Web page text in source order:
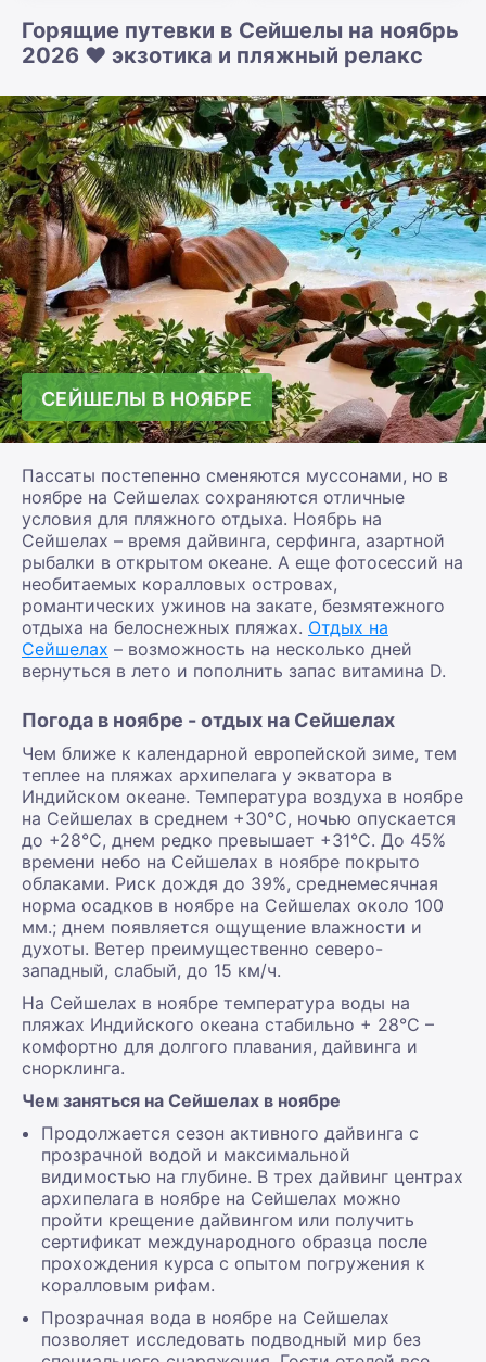
Горящие путевки в Сейшелы на ноябрь
2026 ❤️ экзотика и пляжный релакс
СЕЙШЕЛЫ В НОЯБРЕ
Пассаты постепенно сменяются муссонами, но в
ноябре на Сейшелах сохраняются отличные
условия для пляжного отдыха. Ноябрь на
Сейшелах – время дайвинга, серфинга, азартной
рыбалки в открытом океане. А еще фотосессий на
необитаемых коралловых островах,
романтических ужинов на закате, безмятежного
отдыха на белоснежных пляжах. Отдых на
Сейшелах – возможность на несколько дней
вернуться в лето и пополнить запас витамина D.
Погода в ноябре - отдых на Сейшелах
Чем ближе к календарной европейской зиме, тем
теплее на пляжах архипелага у экватора в
Индийском океане. Температура воздуха в ноябре
на Сейшелах в среднем +30°С, ночью опускается
до +28°С, днем редко превышает +31°С. До 45%
времени небо на Сейшелах в ноябре покрыто
облаками. Риск дождя до 39%, среднемесячная
норма осадков в ноябре на Сейшелах около 100
мм.; днем появляется ощущение влажности и
духоты. Ветер преимущественно северо-
западный, слабый, до 15 км/ч.
На Сейшелах в ноябре температура воды на
пляжах Индийского океана стабильно + 28°С –
комфортно для долгого плавания, дайвинга и
снорклинга.
Чем заняться на Сейшелах в ноябре
Продолжается сезон активного дайвинга с
прозрачной водой и максимальной
видимостью на глубине. В трех дайвинг центрах
архипелага в ноябре на Сейшелах можно
пройти крещение дайвингом или получить
сертификат международного образца после
прохождения курса с опытом погружения к
коралловым рифам.
Прозрачная вода в ноябре на Сейшелах
позволяет исследовать подводный мир без